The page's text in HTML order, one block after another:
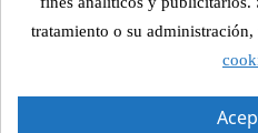
Compartir
tratamiento o su administración,